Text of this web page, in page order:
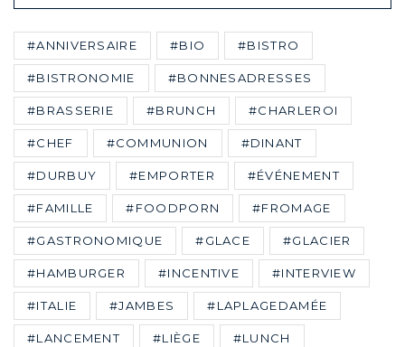
#ANNIVERSAIRE #BIO #BISTRO
#BISTRONOMIE #BONNESADRESSES
#BRASSERIE #BRUNCH #CHARLEROI
#CHEF #COMMUNION #DINANT
#DURBUY #EMPORTER #ÉVÉNEMENT
#FAMILLE #FOODPORN #FROMAGE
#GASTRONOMIQUE #GLACE #GLACIER
#HAMBURGER #INCENTIVE #INTERVIEW
#ITALIE #JAMBES #LAPLAGEDAMÉE
#LANCEMENT #LIÈGE #LUNCH